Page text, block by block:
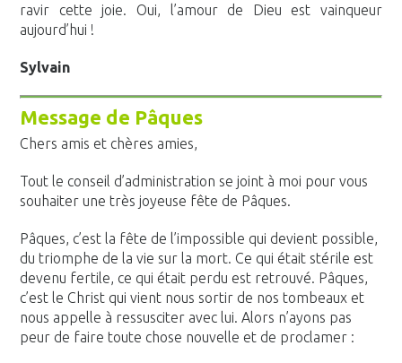
ravir cette joie. Oui, l’amour de Dieu est vainqueur
aujourd’hui !
Sylvain
Message de Pâques
Chers amis et chères amies,
Tout le conseil d’administration se joint à moi pour vous
souhaiter une très joyeuse fête de Pâques.
Pâques, c’est la fête de l’impossible qui devient possible,
du triomphe de la vie sur la mort. Ce qui était stérile est
devenu fertile, ce qui était perdu est retrouvé. Pâques,
c’est le Christ qui vient nous sortir de nos tombeaux et
nous appelle à ressusciter avec lui. Alors n’ayons pas
peur de faire toute chose nouvelle et de proclamer :